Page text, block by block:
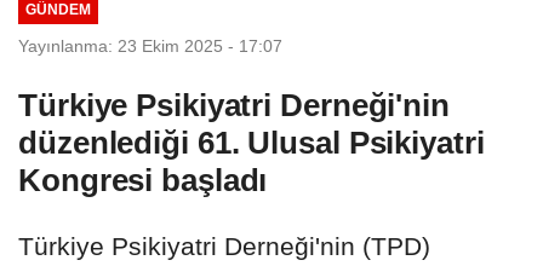
GÜNDEM
Yayınlanma: 23 Ekim 2025 - 17:07
Türkiye Psikiyatri Derneği'nin
düzenlediği 61. Ulusal Psikiyatri
Kongresi başladı
Türkiye Psikiyatri Derneği'nin (TPD)